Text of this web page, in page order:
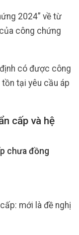
2024” về từ
công chứng
có được công
tại yêu cầu áp
cấp và hệ
chưa đồng
mới là đề nghị